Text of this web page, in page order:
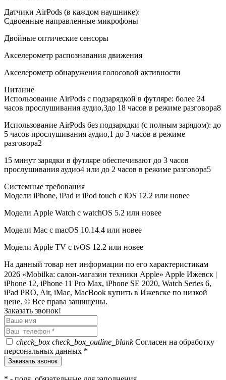
Датчики AirPods (в каждом наушнике):
Сдвоенные направленные микрофоны
Двойные оптические сенсоры
Акселерометр распознавания движения
Акселерометр обнаружения голосовой активности
Питание
Использование AirPods с подзарядкой в футляре: более 24
часов прослушивания аудио,3до 18 часов в режиме разговора8
Использование AirPods без подзарядки (с полным зарядом): до
5 часов прослушивания аудио,1 до 3 часов в режиме
разговора2
15 минут зарядки в футляре обеспечивают до 3 часов
прослушивания аудио4 или до 2 часов в режиме разговора5
Системные требования
Модели iPhone, iPad и iPod touch с iOS 12.2 или новее
Модели Apple Watch с watchOS 5.2 или новее
Модели Mac с macOS 10.14.4 или новее
Модели Apple TV с tvOS 12.2 или новее
На данный товар нет информации по его характеристикам
2026 «Mobilka: салон-магазин техники Apple» Apple Ижевск |
iPhone 12, iPhone 11 Pro Max, iPhone SE 2020, Watch Series 6,
iPad PRO, Air, iMac, MacBook купить в Ижевске по низкой
цене. © Все права защищены.
Заказать звонок!
check_box check_box_outline_blankСогласен на обработку
персональных данных *